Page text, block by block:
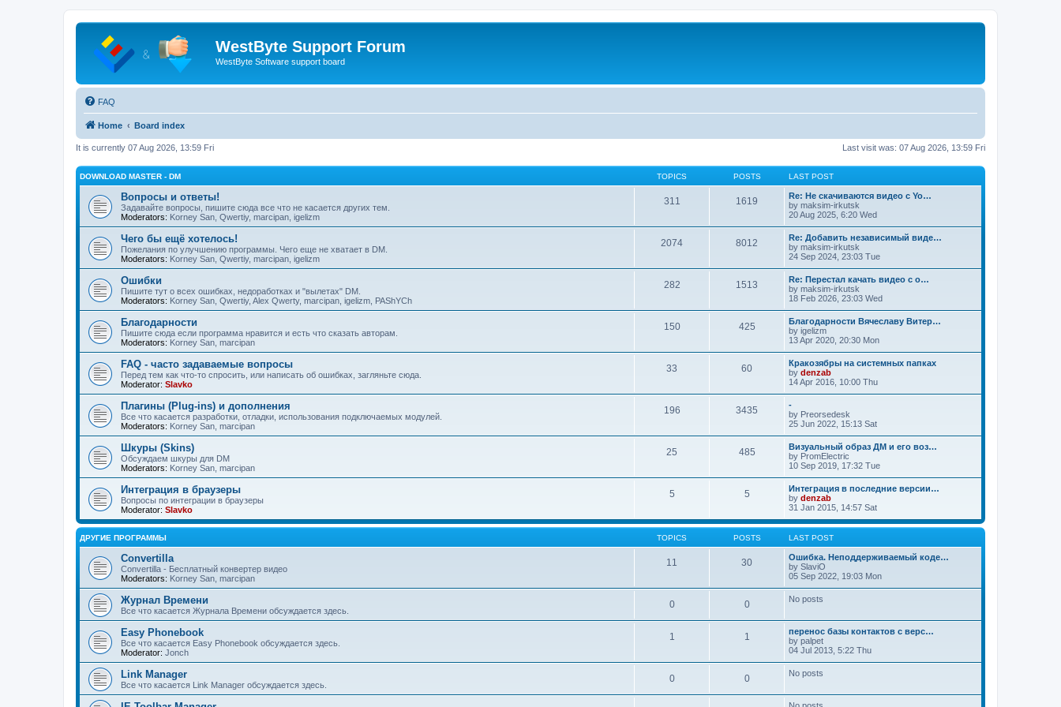
WestByte Support Forum
WestByte Software support board
FAQ
Home Board index
Last visit was: 07 Aug 2026, 13:59 Fri
It is currently 07 Aug 2026, 13:59 Fri
DOWNLOAD MASTER - DM TOPICS POSTS LAST POST
Вопросы и ответы!
Задавайте вопросы, пишите сюда все что не касается других тем.
Moderators: Korney San Qwertiy, marcipan igelizm
311 1619
Re: Не скачиваются видео с Yo…
by maksim-irkutsk
20 Aug 2025, 6:20 Wed
Чего бы ещё хотелось!
Пожелания по улучшению программы. Чего еще не хватает в DM.
Moderators: Korney San Qwertiy, marcipan igelizm
2074 8012
Re: Добавить независимый виде…
by maksim-irkutsk
24 Sep 2024, 23:03 Tue
Ошибки
Пишите тут о всех ошибках, недоработках и "вылетах" DM.
Moderators: Korney San Qwertiy, Alex Qwerty, marcipan igelizm PAShYCh
282 1513
Re: Перестал качать видео с о…
by maksim-irkutsk
18 Feb 2026, 23:03 Wed
Благодарности
Пишите сюда если программа нравится и есть что сказать авторам.
Moderators: Korney San marcipan
150 425
Благодарности Вячеславу Витер…
by igelizm
13 Apr 2020, 20:30 Mon
FAQ - часто задаваемые вопросы
Перед тем как что-то спросить, или написать об ошибках, загляньте сюда.
Moderator: Slavko
33 60
Кракозябры на системных папках
by denzab
14 Apr 2016, 10:00 Thu
Плагины (Plug-ins) и дополнения
Все что касается разработки, отладки, использования подключаемых модулей.
Moderators: Korney San marcipan
196 3435
-
by Preorsedesk
25 Jun 2022, 15:13 Sat
Шкуры (Skins)
Обсуждаем шкуры для DM
Moderators: Korney San marcipan
25 485
Визуальный образ ДМ и его воз…
by PromElectric
10 Sep 2019, 17:32 Tue
Интеграция в браузеры
Вопросы по интеграции в браузеры
Moderator: Slavko
5 5
Интеграция в последние версии…
by denzab
31 Jan 2015, 14:57 Sat
ДРУГИЕ ПРОГРАММЫ TOPICS POSTS LAST POST
Convertilla
Convertilla - Бесплатный конвертер видео
Moderators: Korney San marcipan
11 30
Ошибка. Неподдерживаемый коде…
by SlaviO
05 Sep 2022, 19:03 Mon
Журнал Времени
Все что касается Журнала Времени обсуждается здесь.
0 0 No posts
Easy Phonebook
Все что касается Easy Phonebook обсуждается здесь.
Moderator: Jonch
1 1
перенос базы контактов с верс…
by palpet
04 Jul 2013, 5:22 Thu
Link Manager
Все что касается Link Manager обсуждается здесь.
0 0 No posts